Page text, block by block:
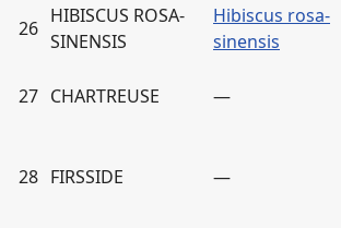
26
HIBISCUS ROSA-
SINENSIS
Hibiscus rosa-
sinensis
27 CHARTREUSE —
28 FIRSSIDE —